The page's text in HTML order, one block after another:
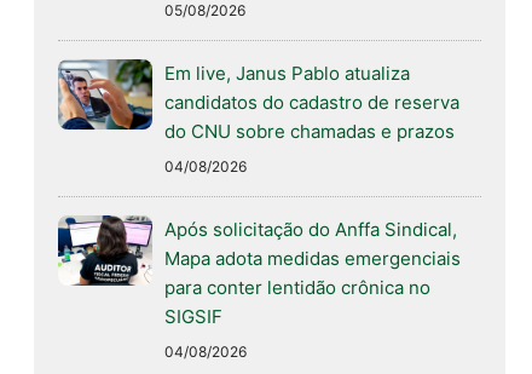
05/08/2026
Em live, Janus Pablo atualiza
candidatos do cadastro de reserva
do CNU sobre chamadas e prazos
04/08/2026
Após solicitação do Anffa Sindical,
Mapa adota medidas emergenciais
para conter lentidão crônica no
SIGSIF
04/08/2026